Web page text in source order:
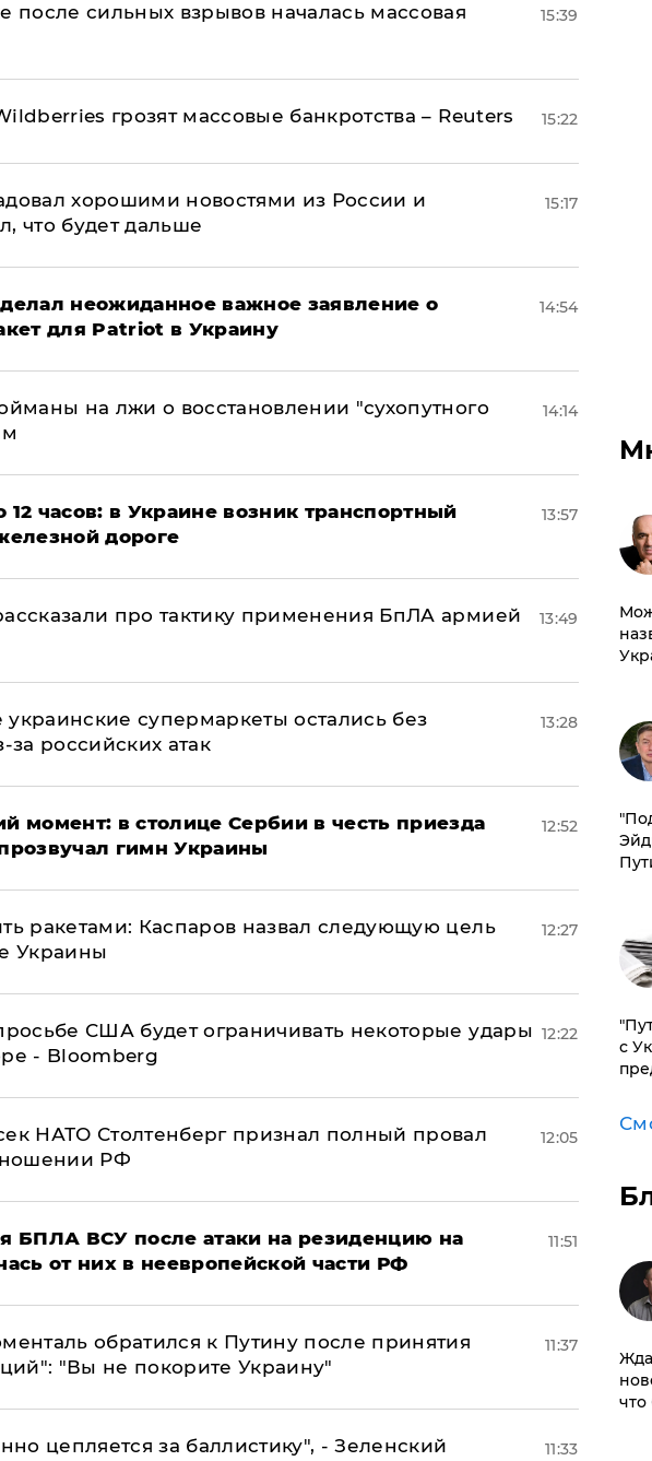
после сильных взрывов началась массовая
15:39
грозят массовые банкротства – Reuters 15:22
хорошими новостями из России и
что будет дальше
15:17
неожиданное важное заявление о
для Patriot в Украину
14:54
на лжи о восстановлении "сухопутного
14:14
часов: в Украине возник транспортный
дороге
13:57
про тактику применения БпЛА армией
13:49
супермаркеты остались без
за российских атак
13:28
момент: в столице Сербии в честь приезда
гимн Украины
12:52
ракетами: Каспаров назвал следующую цель
Украины
12:27
США будет ограничивать некоторые удары
- Bloomberg
12:22
НАТО Столтенберг признал полный провал
РФ
12:05
БПЛА ВСУ после атаки на резиденцию на
от них в неевропейской части РФ
11:51
обратился к Путину после принятия
"Вы не покорите Украину"
11:37
цепляется за баллистику", - Зеленский
11:33
с
что